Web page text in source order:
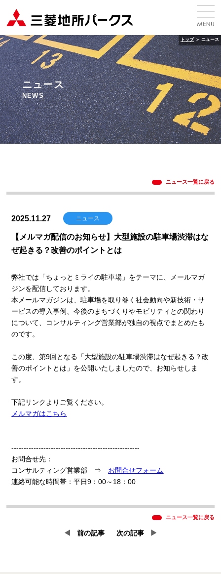
ニュース
NEWS
トップ＞ ニュース
ニュース一覧に戻る
2025.11.27 ニュース
【メルマガ配信のお知らせ】大型施設の駐車場渋滞はな
ぜ起きる？改善のポイントとは
弊社では「ちょっとミライの駐車場」をテーマに、メールマガ
ジンを配信しております。
本メールマガジンは、駐車場を取り巻く社会動向や新技術・サ
ービスの導入事例、今後のまちづくりやモビリティとの関わり
について、コンサルティング営業部が独自の視点でまとめたも
のです。
この度、第9回となる「大型施設の駐車場渋滞はなぜ起きる？改
善のポイントとは」 を公開いたしましたので、お知らせしま
す。
下記リンクよりご覧ください。
メルマガはこちら
----------------------------------------------------
お問合せ先：
コンサルティング営業部 ⇒ お問合せフォーム
連絡可能な時間帯：平日9 ：00～ 18 ：00
ニュース一覧に戻る
前の記事 次の記事